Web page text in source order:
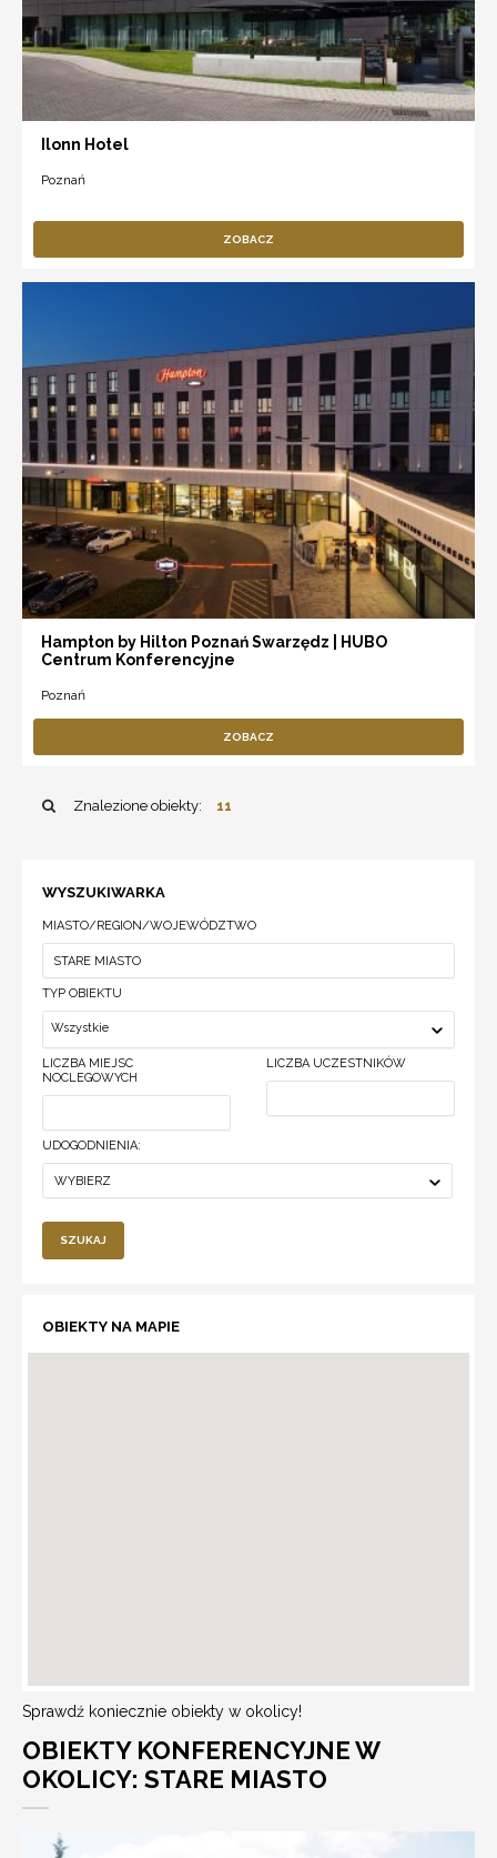
Ilonn Hotel
Poznań
ZOBACZ
Hampton by Hilton Poznań Swarzędz | HUBO
Centrum Konferencyjne
Poznań
ZOBACZ
Znalezione obiekty: 11
WYSZUKIWARKA
MIASTO/REGION/WOJEWÓDZTWO
TYP OBIEKTU
Wszystkie
LICZBA MIEJSC
NOCLEGOWYCH
LICZBA UCZESTNIKÓW
UDOGODNIENIA:
WYBIERZ
SZUKAJ
OBIEKTY NA MAPIE
Sprawdź koniecznie obiekty w okolicy!
OBIEKTY KONFERENCYJNE W
OKOLICY: STARE MIASTO